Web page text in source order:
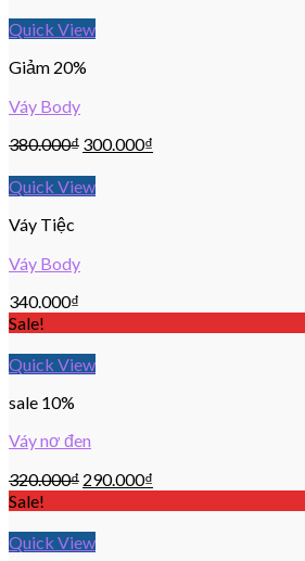
Quick View
Giảm 20%
Váy Body
380.000₫ 300.000₫
Quick View
Váy Tiệc
Váy Body
340.000₫
Sale!
Quick View
sale 10%
Váy nơ đen
320.000₫ 290.000₫
Sale!
Quick View